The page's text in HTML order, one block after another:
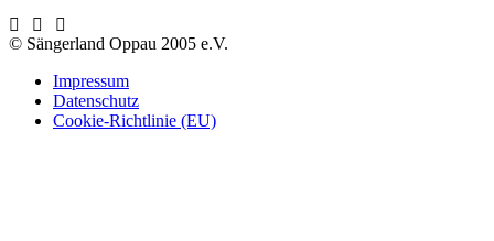
© Sängerland Oppau 2005 e.V.
Impressum
Datenschutz
Cookie-Richtlinie (EU)